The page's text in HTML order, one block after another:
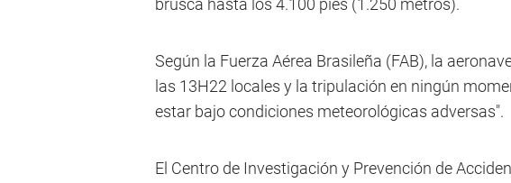
brusca hasta los 4.100 pies (1.250 metros).
Según la Fuerza Aérea Brasileña (FAB), la
las 13H22 locales y la tripulación en ningún
estar bajo condiciones meteorológicas adversas".
El Centro de Investigación y Prevención de